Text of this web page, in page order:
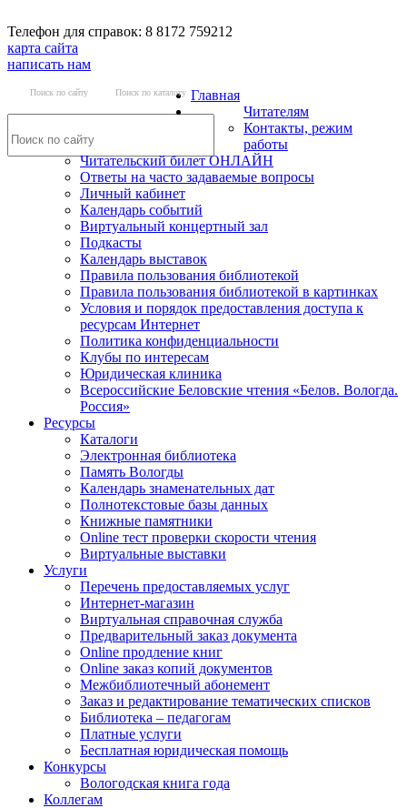
Телефон для справок: 8 8172 759212
карта сайта
написать нам
Поиск по сайту Поиск по каталогу Главная
Читателям
Контакты, режим
работы
Читательский билет ОНЛАЙН
Ответы на часто задаваемые вопросы
Личный кабинет
Календарь событий
Виртуальный концертный зал
Подкасты
Календарь выставок
Правила пользования библиотекой
Правила пользования библиотекой в картинках
Условия и порядок предоставления доступа к
ресурсам Интернет
Политика конфиденциальности
Клубы по интересам
Юридическая клиника
Всероссийские Беловские чтения «Белов. Вологда.
Россия»
Ресурсы
Каталоги
Электронная библиотека
Память Вологды
Календарь знаменательных дат
Полнотекстовые базы данных
Книжные памятники
Online тест проверки скорости чтения
Виртуальные выставки
Услуги
Перечень предоставляемых услуг
Интернет-магазин
Виртуальная справочная служба
Предварительный заказ документа
Online продление книг
Online заказ копий документов
Межбиблиотечный абонемент
Заказ и редактирование тематических списков
Библиотека – педагогам
Платные услуги
Бесплатная юридическая помощь
Конкурсы
Вологодская книга года
Коллегам